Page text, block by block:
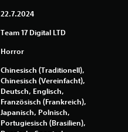
22.7.2024
Team 17 Digital LTD
Horror
Chinesisch (Traditionell),
Chinesisch (Vereinfacht),
Deutsch, Englisch,
Französisch (Frankreich),
Japanisch, Polnisch,
Portugiesisch (Brasilien),